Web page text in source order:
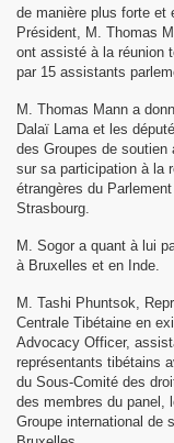
de manière plus forte et
Président, M. Thomas
ont assisté à la réunion
par 15 assistants
M. Thomas Mann a
Dalaï Lama et les
des Groupes de soutien
sur sa participation à la
étrangères du
Strasbourg.
M. Sogor a quant à lui
à Bruxelles et en Inde.
M. Tashi Phuntsok,
Centrale Tibétaine en
Advocacy Officer,
représentants tibétains
du Sous-Comité des
des membres du panel,
Groupe international de
Tibétain.
l'Homme.
2015